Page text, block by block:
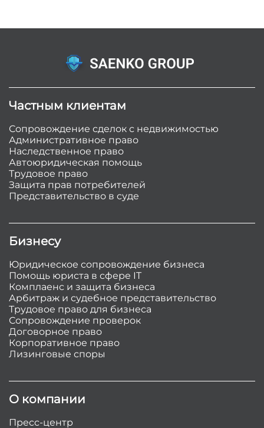
Частным клиентам
Сопровождение сделок с недвижимостью
Административное право
Наследственное право
Автоюридическая помощь
Трудовое право
Защита прав потребителей
Представительство в суде
Бизнесу
Юридическое сопровождение бизнеса
Помощь юриста в сфере IT
Комплаенс и защита бизнеса
Арбитраж и судебное представительство
Трудовое право для бизнеса
Сопровождение проверок
Договорное право
Корпоративное право
Лизинговые споры
О компании
Пресс-центр